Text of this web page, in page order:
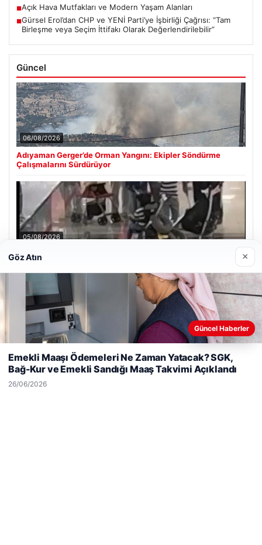
■Açık Hava Mutfakları ve Modern Yaşam Alanları
■Gürsel Erol’dan CHP ve YENİ Parti’ye İşbirliği Çağrısı: “Tam
Birleşme veya Seçim İttifakı Olarak Değerlendirilebilir”
Güncel
06/08/2026
Adıyaman Gerger’de Orman Yangını: Ekipler Söndürme
Çalışmalarını Sürdürüyor
05/08/2026
2 yaşındaki bebeği Heimlich manevrasıyla kurtaran
personele ödül
Son Eklenen Firmalar
Web sitemizi nasıl kullandığınızı daha iyi anlayabilmek,
kullanıyoruz.Çerez Politikamız
Reddet
Göz Atın ×
Güncel Haberler
Emekli Maaşı Ödemeleri Ne Zaman Yatacak? SGK,
Bağ-Kur ve Emekli Sandığı Maaş Takvimi Açıklandı
26/06/2026